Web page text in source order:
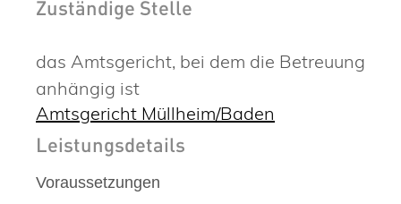
Zuständige Stelle
das Amtsgericht, bei dem die Betreuung
anhängig ist
Amtsgericht Müllheim/Baden
Leistungsdetails
Voraussetzungen